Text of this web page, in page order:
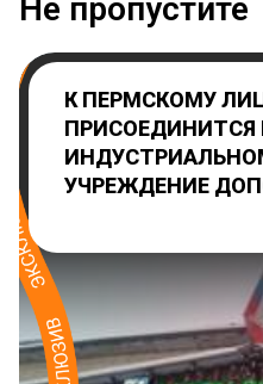
Не пропустите
К ПЕРМСКОМУ
ПРИСОЕДИНИТСЯ
УЧРЕЖДЕНИЕ